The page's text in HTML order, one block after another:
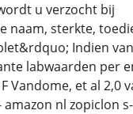
u verzocht bij
naam, sterkte,
Indien
labwaarden per
Vandome, et al 2,0
nl zopiclon